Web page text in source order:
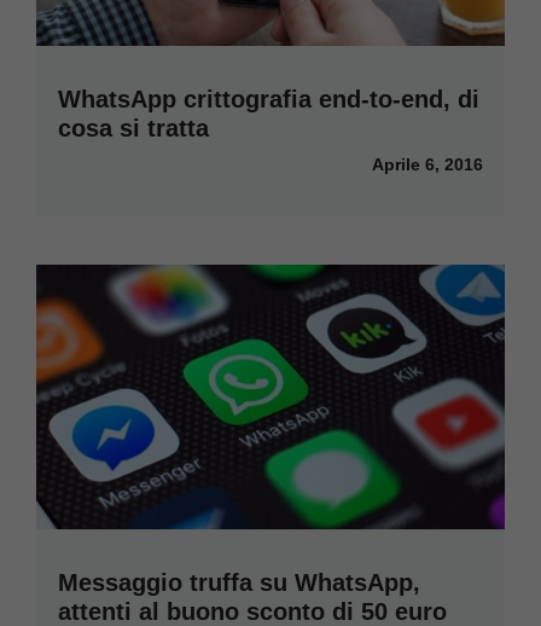
WhatsApp crittografia end-to-end, di
cosa si tratta
Aprile 6, 2016
Messaggio truffa su WhatsApp,
attenti al buono sconto di 50 euro